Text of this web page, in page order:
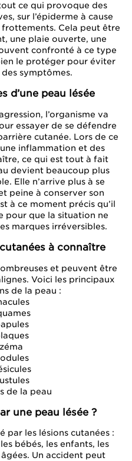
ce qui provoque des
sur l’épiderme à cause
Cela peut être
une plaie ouverte, une
confronté à ce type
le protéger pour éviter
symptômes.
d’une peau lésée
l’organisme va
essayer de se défendre
cutanée. Lors de ce
inflammation et des
ce qui est tout à fait
devient beaucoup plus
Elle n’arrive plus à se
peine à conserver son
à ce moment précis qu’il
pour que la situation ne
marques irréversibles.
à connaître
et peuvent être
Voici les principaux
de la peau :
de la peau
une peau lésée ?
par les lésions cutanées :
bébés, les enfants, les
Un accident peut